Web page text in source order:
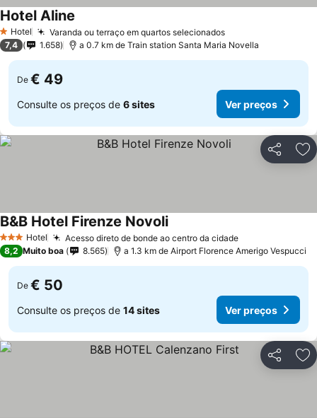
1 Estrelas
Hotel Varanda ou terraço em quartos selecionados
Hotel Aline
7,4 1.658 a 0.7 km de Train station Santa Maria Novella
De € 49
Consulte os preços de 6 sites Ver preços
Partilhar
3 EstrelasHotel Acesso direto de bonde ao centro da cidade
B&B Hotel Firenze Novoli
8,2 Muito boa 8.565 a 1.3 km de Airport Florence Amerigo Vespucci
De € 50
Consulte os preços de 14 sites Ver preços
Partilhar